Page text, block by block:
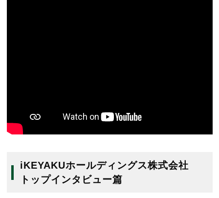
iKEYAKUホールディングス株式会社
トップインタビュー篇